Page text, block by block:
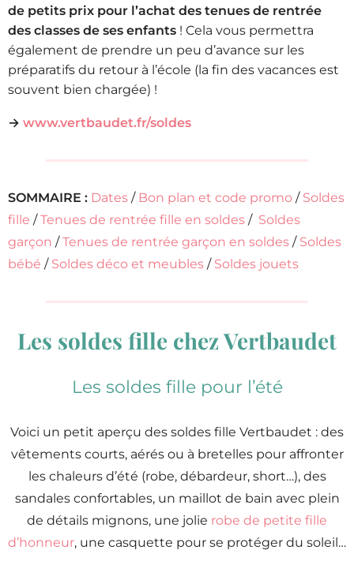
de petits prix pour l’achat des tenues de rentrée
des classes de ses enfants ! Cela vous permettra
également de prendre un peu d’avance sur les
préparatifs du retour à l’école (la fin des vacances est
souvent bien chargée) !
→ www.vertbaudet.fr/soldes
SOMMAIRE : Dates / Bon plan et code promo / Soldes
fille /Tenues de rentrée fille en soldes / Soldes
garçon /Tenues de rentrée garçon en soldes / Soldes
bébé / Soldes déco et meubles / Soldes jouets
Les soldes fille chez Vertbaudet
Les soldes fille pour l’été
Voici un petit aperçu des soldes fille Vertbaudet : des
vêtements courts, aérés ou à bretelles pour affronter
les chaleurs d’été (robe, débardeur, short…), des
sandales confortables, un maillot de bain avec plein
de détails mignons, une jolie robe de petite fille
d’honneur, une casquette pour se protéger du soleil…